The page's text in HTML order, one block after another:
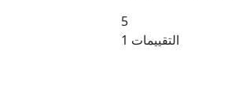
5
1 التقييمات